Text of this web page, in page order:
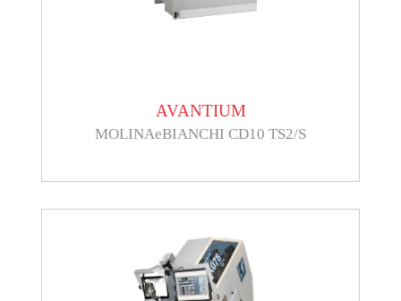
AVANTIUM
MOLINAeBIANCHI CD10 TS2/S